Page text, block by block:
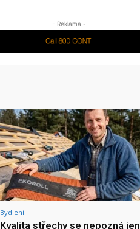
- Reklama -
Bydlení
Kvalita střechy se nepozná jen